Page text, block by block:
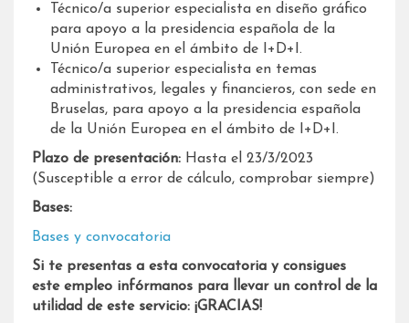
Técnico/a superior especialista en diseño gráfico
para apoyo a la presidencia española de la
Unión Europea en el ámbito de I+D+I.
Técnico/a superior especialista en temas
administrativos, legales y financieros, con sede en
Bruselas, para apoyo a la presidencia española
de la Unión Europea en el ámbito de I+D+I.
Plazo de presentación: Hasta el 23/3/2023
(Susceptible a error de cálculo, comprobar siempre)
Bases:
Bases y convocatoria
Si te presentas a esta convocatoria y consigues
este empleo infórmanos para llevar un control de la
utilidad de este servicio: ¡GRACIAS!